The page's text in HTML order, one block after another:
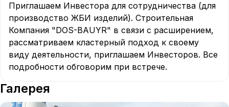
Приглашаем Инвестора для сотрудничества (для
производство ЖБИ изделий). Строительная
Компания "DOS-BAUYR" в связи с расширением,
рассматриваем кластерный подход к своему
виду деятельности, приглашаем Инвесторов. Все
подробности обговорим при встрече.
Галерея